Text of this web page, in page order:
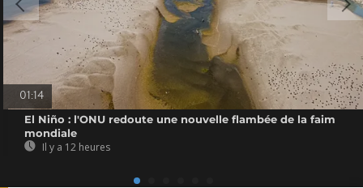
01:14
El Niño : l'ONU redoute une nouvelle flambée de la faim
mondiale
Il y a 12 heures